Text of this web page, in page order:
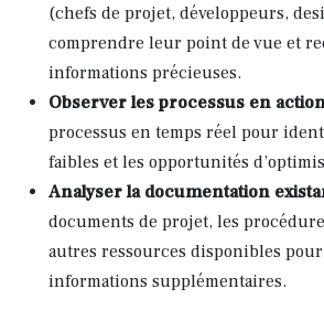
(chefs de projet, développeurs,
comprendre leur point de vue et
informations précieuses.
Observer les processus en
processus en temps réel pour
faibles et les opportunités
Analyser la documentation
documents de projet, les
autres ressources disponibles
informations supplémentaires.